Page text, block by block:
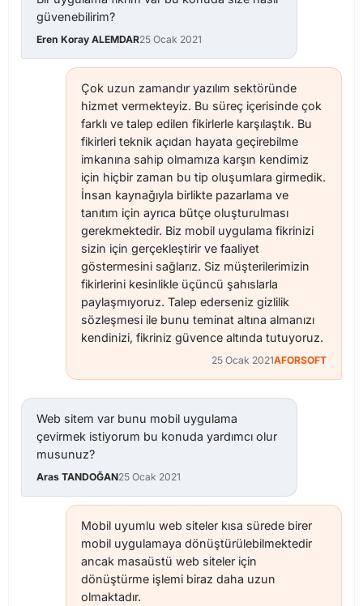
güvenebilirim?
Eren Koray ALEMDAR25 Ocak 2021
Çok uzun zamandır yazılım sektöründe
hizmet vermekteyiz. Bu süreç içerisinde çok
farklı ve talep edilen fikirlerle karşılaştık. Bu
fikirleri teknik açıdan hayata geçirebilme
imkanına sahip olmamıza karşın kendimiz
için hiçbir zaman bu tip oluşumlara girmedik.
İnsan kaynağıyla birlikte pazarlama ve
tanıtım için ayrıca bütçe oluşturulması
gerekmektedir. Biz mobil uygulama fikrinizi
sizin için gerçekleştirir ve faaliyet
göstermesini sağlarız. Siz müşterilerimizin
fikirlerini kesinlikle üçüncü şahıslarla
paylaşmıyoruz. Talep ederseniz gizlilik
sözleşmesi ile bunu teminat altına almanızı
kendinizi, fikriniz güvence altında tutuyoruz.
25 Ocak 2021AFORSOFT
Web sitem var bunu mobil uygulama
çevirmek istiyorum bu konuda yardımcı olur
musunuz?
Aras TANDOĞAN25 Ocak 2021
Mobil uyumlu web siteler kısa sürede birer
mobil uygulamaya dönüştürülebilmektedir
ancak masaüstü web siteler için
dönüştürme işlemi biraz daha uzun
olmaktadır.